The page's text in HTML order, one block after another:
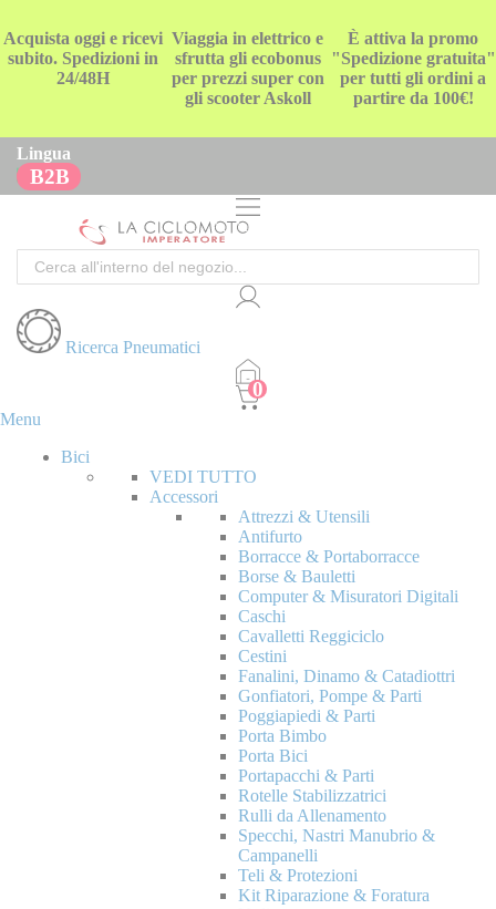
Acquista oggi e ricevi
subito. Spedizioni in
24/48H
Viaggia in elettrico e
sfrutta gli ecobonus
per prezzi super con
gli scooter Askoll
È attiva la promo
"Spedizione gratuita"
per tutti gli ordini a
partire da 100€!
Lingua
B2B
Cerca
Ricerca Pneumatici
Menu
Bici
VEDI TUTTO
Accessori
Attrezzi & Utensili
Antifurto
Borracce & Portaborracce
Borse & Bauletti
Computer & Misuratori Digitali
Caschi
Cavalletti Reggiciclo
Cestini
Fanalini, Dinamo & Catadiottri
Gonfiatori, Pompe & Parti
Poggiapiedi & Parti
Porta Bimbo
Porta Bici
Portapacchi & Parti
Rotelle Stabilizzatrici
Rulli da Allenamento
Specchi, Nastri Manubrio &
Campanelli
Teli & Protezioni
Kit Riparazione & Foratura